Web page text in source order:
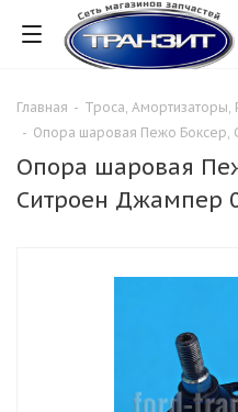
Главная - Троса, Амортизаторы,
- Опора шаровая Пежо Боксер,
Опора шаровая
Ситроен Джампер